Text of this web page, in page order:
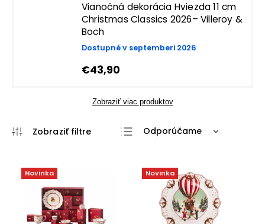
Vianočná dekorácia Hviezda 11 cm
Christmas Classics 2026– Villeroy &
Boch
Dostupné v septemberi 2026
€43,90
Zobraziť viac produktov
Odporúčame
Najdrahšie
Najpredávanejšie
Abecedne
Novinka Novinka